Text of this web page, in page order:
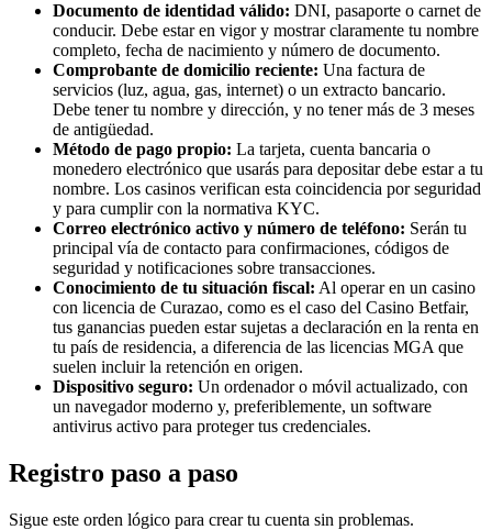
Documento de identidad válido: DNI, pasaporte o carnet de
conducir. Debe estar en vigor y mostrar claramente tu nombre
completo, fecha de nacimiento y número de documento.
Comprobante de domicilio reciente: Una factura de
servicios (luz, agua, gas, internet) o un extracto bancario.
Debe tener tu nombre y dirección, y no tener más de 3 meses
de antigüedad.
Método de pago propio: La tarjeta, cuenta bancaria o
monedero electrónico que usarás para depositar debe estar a tu
nombre. Los casinos verifican esta coincidencia por seguridad
y para cumplir con la normativa KYC.
Correo electrónico activo y número de teléfono: Serán tu
principal vía de contacto para confirmaciones, códigos de
seguridad y notificaciones sobre transacciones.
Conocimiento de tu situación fiscal: Al operar en un casino
con licencia de Curazao, como es el caso del Casino Betfair,
tus ganancias pueden estar sujetas a declaración en la renta en
tu país de residencia, a diferencia de las licencias MGA que
suelen incluir la retención en origen.
Dispositivo seguro: Un ordenador o móvil actualizado, con
un navegador moderno y, preferiblemente, un software
antivirus activo para proteger tus credenciales.
Registro paso a paso
Sigue este orden lógico para crear tu cuenta sin problemas.